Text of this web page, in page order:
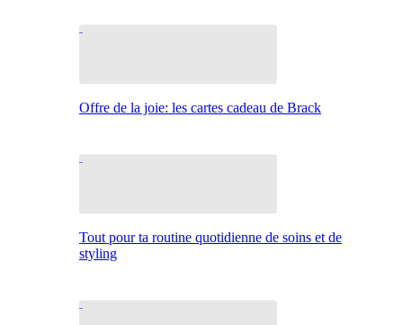
Offre de la joie: les cartes cadeau de Brack
Tout pour ta routine quotidienne de soins et de
styling